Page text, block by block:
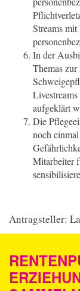
Streams
In der
Themas
aufgeklärt
Die
noch
Mitarbeiter
Antragsteller: